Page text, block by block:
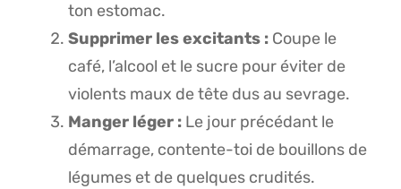
ton estomac.
Supprimer les excitants : Coupe le
café, l’alcool et le sucre pour éviter de
violents maux de tête dus au sevrage.
Manger léger : Le jour précédant le
démarrage, contente-toi de bouillons de
légumes et de quelques crudités.